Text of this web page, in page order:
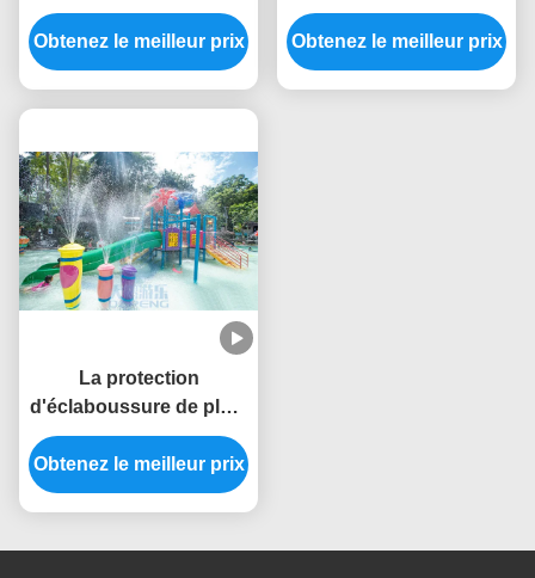
Park de protection
d'éclaboussure de l'eau
de fibre de verre anti
Obtenez le meilleur prix
d'éclaboussure de l'eau
d'escargot des
arroseuses solides
Obtenez le meilleur prix
La protection
d'éclaboussure de pluie
de parc d'aventure joue
l'ensemble de jet de
fontaine de colonne de
Obtenez le meilleur prix